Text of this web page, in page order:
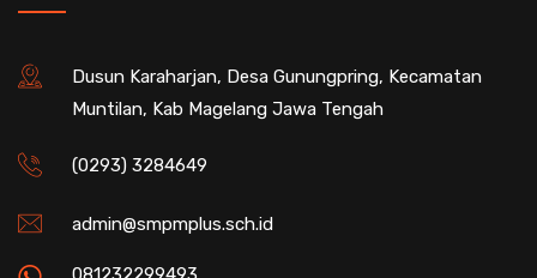
Dusun Karaharjan, Desa Gunungpring, Kecamatan
Muntilan, Kab Magelang Jawa Tengah
(0293) 3284649
admin@smpmplus.sch.id